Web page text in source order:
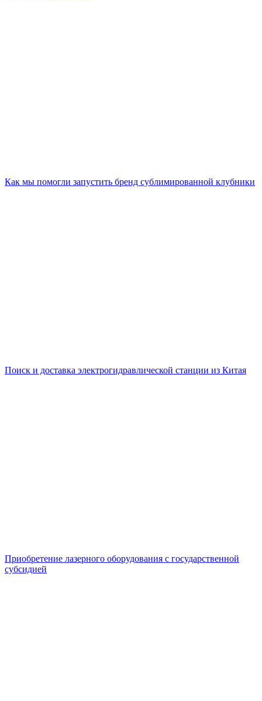
Как мы помогли запустить бренд сублимированной клубники
Поиск и доставка электрогидравлической станции из Китая
Приобретение лазерного оборудования с государственной
субсидией